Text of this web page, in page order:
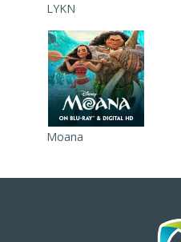
LYKN
Moana